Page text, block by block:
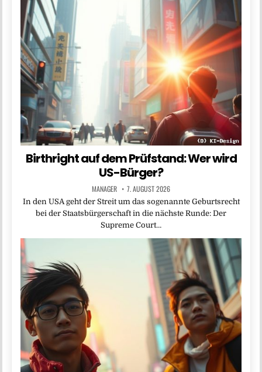
Birthright auf dem Prüfstand: Wer wird
US-Bürger?
MANAGER 7. AUGUST 2026
In den USA geht der Streit um das sogenannte Geburtsrecht
bei der Staatsbürgerschaft in die nächste Runde: Der
Supreme Court…